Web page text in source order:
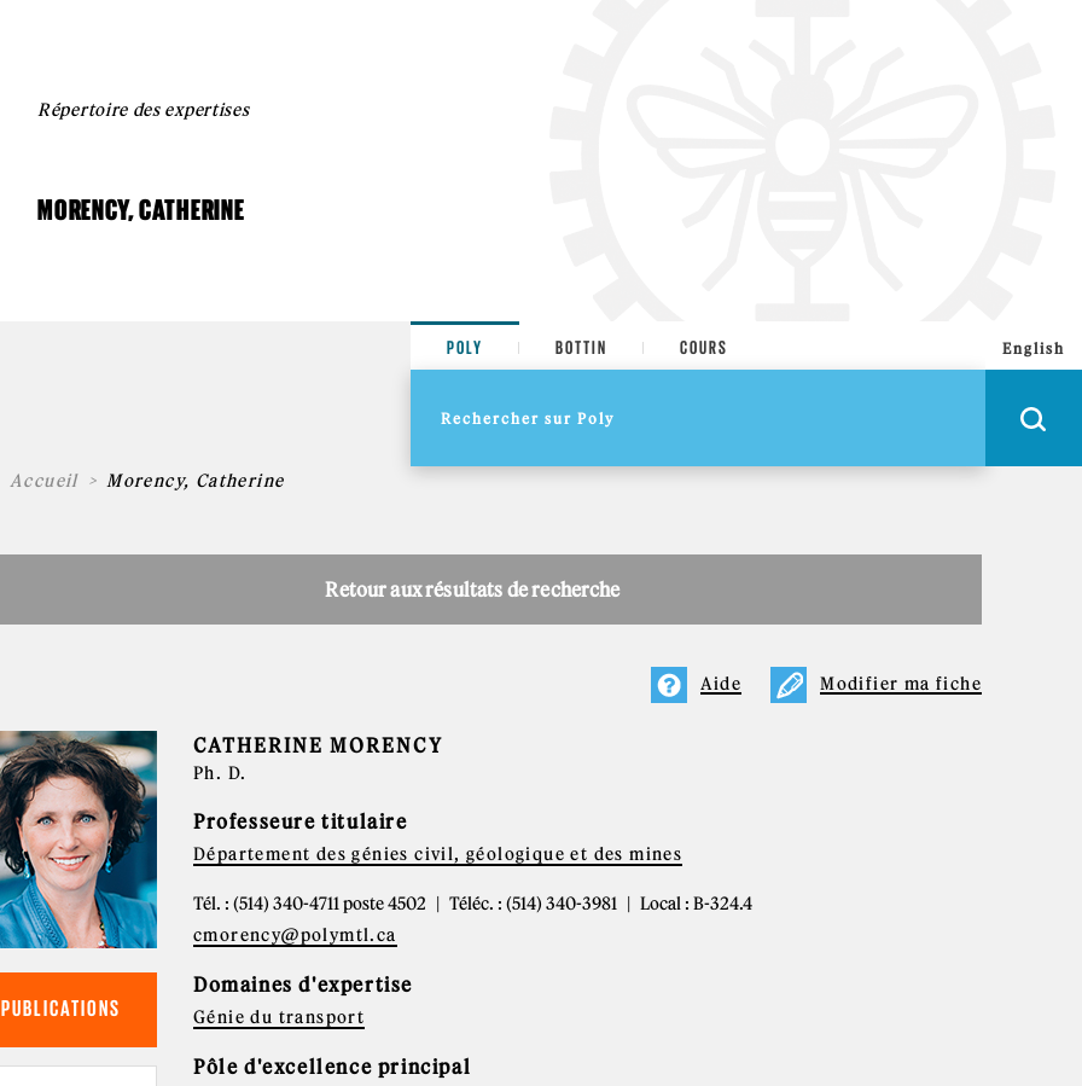
Répertoire des expertises
MORENCY, CATHERINE
POLY BOTTIN COURS English
Accueil Morency, Catherine
Retour aux résultats de recherche
Modifier ma fiche
Aide
PUBLICATIONS
CATHERINE MORENCY
Ph. D.
Professeure titulaire
Département des génies civil, géologique et des mines
Tél. : (514) 340-4711 poste 4502 Téléc. : (514) 340-3981
Local : B-324.4
cmorency@polymtl.ca
Domaines d'expertise
Génie du transport
Pôle d'excellence principal